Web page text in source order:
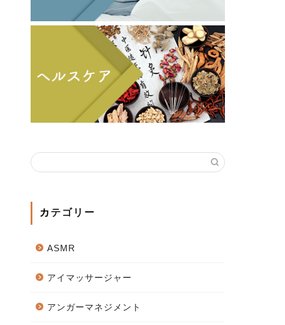
カテゴリー
ASMR
アイマッサージャー
アンガーマネジメント